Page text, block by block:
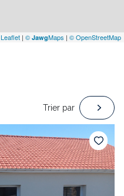
Leaflet | © JawgMaps | © OpenStreetMap
Trier par